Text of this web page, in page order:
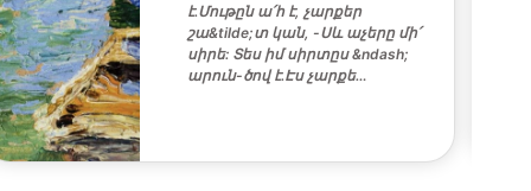
է.Մութըն ա՛հ է, չարքեր
շա&tilde;տ կան, -Սև աչերը մի՛
սիրե: Տես իմ սիրտըս &ndash;
արուն-ծով է.Էս չարքե…